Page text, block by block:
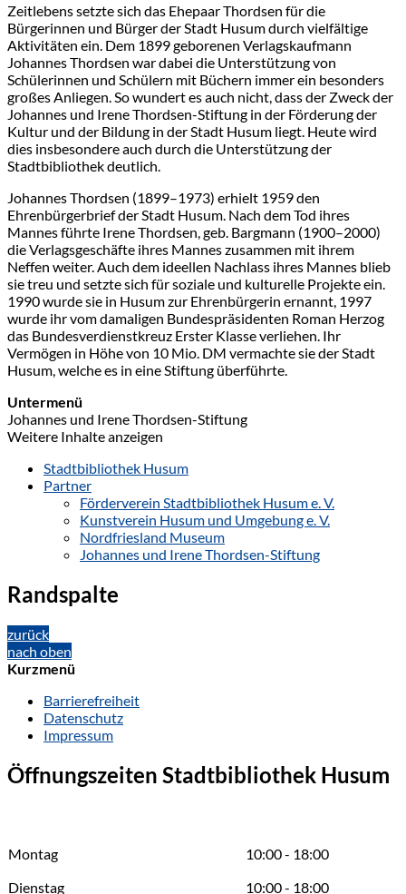
Zeitlebens setzte sich das Ehepaar Thordsen für die
Bürgerinnen und Bürger der Stadt Husum durch vielfältige
Aktivitäten ein. Dem 1899 geborenen Verlagskaufmann
Johannes Thordsen war dabei die Unterstützung von
Schülerinnen und Schülern mit Büchern immer ein besonders
großes Anliegen. So wundert es auch nicht, dass der Zweck der
Johannes und Irene Thordsen-Stiftung in der Förderung der
Kultur und der Bildung in der Stadt Husum liegt. Heute wird
dies insbesondere auch durch die Unterstützung der
Stadtbibliothek deutlich.
Johannes Thordsen (1899–1973) erhielt 1959 den
Ehrenbürgerbrief der Stadt Husum. Nach dem Tod ihres
Mannes führte Irene Thordsen, geb. Bargmann (1900–2000)
die Verlagsgeschäfte ihres Mannes zusammen mit ihrem
Neffen weiter. Auch dem ideellen Nachlass ihres Mannes blieb
sie treu und setzte sich für soziale und kulturelle Projekte ein.
1990 wurde sie in Husum zur Ehrenbürgerin ernannt, 1997
wurde ihr vom damaligen Bundespräsidenten Roman Herzog
das Bundesverdienstkreuz Erster Klasse verliehen. Ihr
Vermögen in Höhe von 10 Mio. DM vermachte sie der Stadt
Husum, welche es in eine Stiftung überführte.
Untermenü
Johannes und Irene Thordsen-Stiftung
Weitere Inhalte anzeigen
Stadtbibliothek Husum
Partner
Förderverein Stadtbibliothek Husum e. V.
Kunstverein Husum und Umgebung e. V.
Nordfriesland Museum
Johannes und Irene Thordsen-Stiftung
Randspalte
zurück
nach oben
Kurzmenü
Barrierefreiheit
Datenschutz
Impressum
Öffnungszeiten Stadtbibliothek Husum
Montag
10:00 - 18:00
Dienstag
10:00 - 18:00